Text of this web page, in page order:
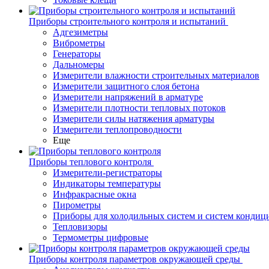
Приборы строительного контроля и испытаний
Адгезиметры
Виброметры
Генераторы
Дальномеры
Измерители влажности строительных материалов
Измерители защитного слоя бетона
Измерители напряжений в арматуре
Измерители плотности тепловых потоков
Измерители силы натяжения арматуры
Измерители теплопроводности
Еще
Приборы теплового контроля
Измерители-регистраторы
Индикаторы температуры
Инфракрасные окна
Пирометры
Приборы для холодильных систем и систем
Тепловизоры
Термометры цифровые
Приборы контроля параметров окружающей среды